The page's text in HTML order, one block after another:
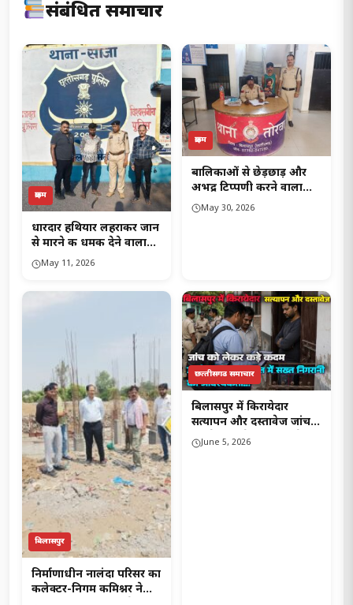
संबंधित समाचार
क्राइम
धारदार हथियार लहराकर जान
से मारने की धमकी देने वाला
आरोपी गिरफ्तार, साजा
पुलिस की कार्रवाई..!
May 11, 2026
क्राइम
बालिकाओं से छेड़छाड़ और
अभद्र टिप्पणी करने वाला
आरोपी गिरफ्तार, तोरवा
पुलिस ने भेजा जेल..!
May 30, 2026
बिलासपुर
निर्माणाधीन नालंदा परिसर का
कलेक्टर-निगम कमिश्नर ने
छत्‍तीसगढ समाचार
बिलासपुर में किरायेदार
सत्यापन और दस्तावेज जांच
को लेकर कड़े कदम उठाने की
मांग, जनहित में सख्त निगरानी
June 5, 2026